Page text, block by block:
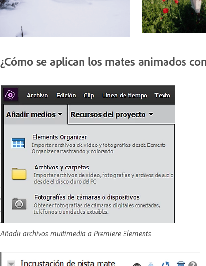
¿Cómo se aplican los mates animados
Añadir archivos multimedia a Premiere Elements